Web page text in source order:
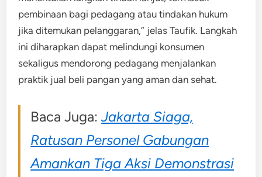
pembinaan bagi pedagang atau tindakan hukum
jika ditemukan pelanggaran,” jelas Taufik. Langkah
ini diharapkan dapat melindungi konsumen
sekaligus mendorong pedagang menjalankan
praktik jual beli pangan yang aman dan sehat.
Baca Juga:Jakarta Siaga,
Ratusan Personel Gabungan
Amankan Tiga Aksi Demonstrasi